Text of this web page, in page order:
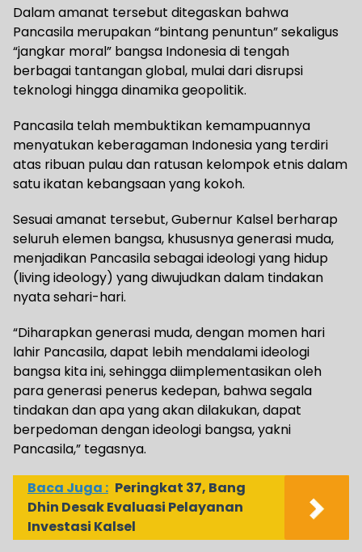
Dalam amanat tersebut ditegaskan bahwa
Pancasila merupakan “bintang penuntun” sekaligus
“jangkar moral” bangsa Indonesia di tengah
berbagai tantangan global, mulai dari disrupsi
teknologi hingga dinamika geopolitik.
Pancasila telah membuktikan kemampuannya
menyatukan keberagaman Indonesia yang terdiri
atas ribuan pulau dan ratusan kelompok etnis dalam
satu ikatan kebangsaan yang kokoh.
Sesuai amanat tersebut, Gubernur Kalsel berharap
seluruh elemen bangsa, khususnya generasi muda,
menjadikan Pancasila sebagai ideologi yang hidup
(living ideology) yang diwujudkan dalam tindakan
nyata sehari-hari.
“Diharapkan generasi muda, dengan momen hari
lahir Pancasila, dapat lebih mendalami ideologi
bangsa kita ini, sehingga diimplementasikan oleh
para generasi penerus kedepan, bahwa segala
tindakan dan apa yang akan dilakukan, dapat
berpedoman dengan ideologi bangsa, yakni
Pancasila,” tegasnya.
Baca Juga : Peringkat 37, Bang
Dhin Desak Evaluasi Pelayanan
Investasi Kalsel